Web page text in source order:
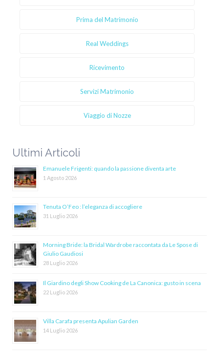
Prima del Matrimonio
Real Weddings
Ricevimento
Servizi Matrimonio
Viaggio di Nozze
Ultimi Articoli
Emanuele Frigenti: quando la passione diventa arte
1 Agosto 2026
Tenuta O’Feo : l’eleganza di accogliere
31 Luglio 2026
Morning Bride: la Bridal Wardrobe raccontata da Le Spose di
Giulio Gaudiosi
28 Luglio 2026
Il Giardino degli Show Cooking de La Canonica: gusto in scena
22 Luglio 2026
Villa Carafa presenta Apulian Garden
14 Luglio 2026